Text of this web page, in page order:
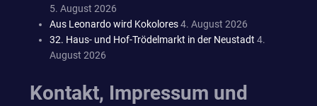
5. August 2026
Aus Leonardo wird Kokolores4. August 2026
32. Haus- und Hof-Trödelmarkt in der Neustadt 4.
August 2026
Kontakt, Impressum und